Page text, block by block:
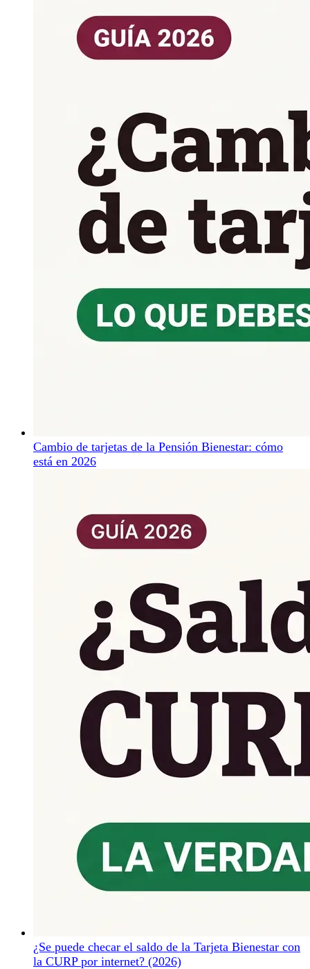
Cambio de tarjetas de la Pensión Bienestar: cómo
está en 2026
¿Se puede checar el saldo de la Tarjeta Bienestar con
la CURP por internet? (2026)